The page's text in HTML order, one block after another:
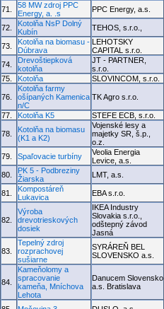
71.
58 MW zdroj PPC
Energy, a. .s
PPC Energy, a.s.
72.
Kotolňa NsP Dolný
Kubín
TEHOS, s.r.o.,
73.
Kotolňa na biomasu -
Dúbrava
LEHOTSKY
CAPITAL s.r.o.
74.
Drevoštiepková
kotolňa
JT - PARTNER,
s.r.o.
75.
Kotolňa SLOVINCOM, s.r.o.
76.
Kotolňa farmy
ošípaných Kamenica
n/C
TK Agro s.r.o.
77. Kotolňa K5 STEFE ECB, s.r.o.
78.
Kotolňa na biomasu
(K1 a K2)
Vojenské lesy a
majetky SR, š.p.,
o.z.
79. Spaľovacie turbíny
Veolia Energia
Levice, a.s.
80.
PK 5 - Podbreziny
Žiarska
LMT, a.s.
81.
Kompostáreň
Lukavica
EBA s.r.o.
82.
Výroba
drevotrieskových
dosiek
IKEA Industry
Slovakia s.r.o.,
odštepný závod
Jasná
83.
Tepelný zdroj
rozprachovej
sušiarne
SYRÁREŇ BEL
SLOVENSKO a.s.
84.
Kameňolomy a
spracovanie
kameňa, Mníchova
Lehota
Danucem Slovensko
a.s. Bratislava